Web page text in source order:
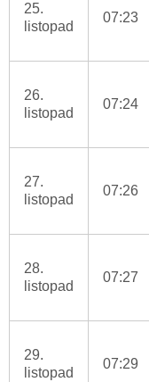
25.
listopad
07:23
26.
listopad
07:24
27.
listopad
07:26
28.
listopad
07:27
29.
listopad
07:29